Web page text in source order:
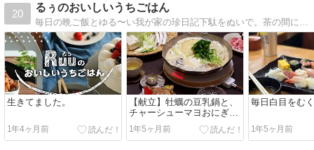
20
るぅのおいしいうちごはん
生きてました。
1年4ヶ月前
【献立】牡蠣の豆乳鍋と、
チャーシューマヨおにぎり
と、豆もやしのナムルな
ど。～みんなの機嫌が悪い
年度末～
1年5ヶ月前
毎日白目をむ
1年5ヶ月前